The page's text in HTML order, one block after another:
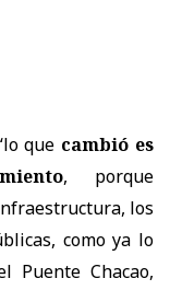
que cambió es
, porque
los
como ya lo
Puente Chacao,